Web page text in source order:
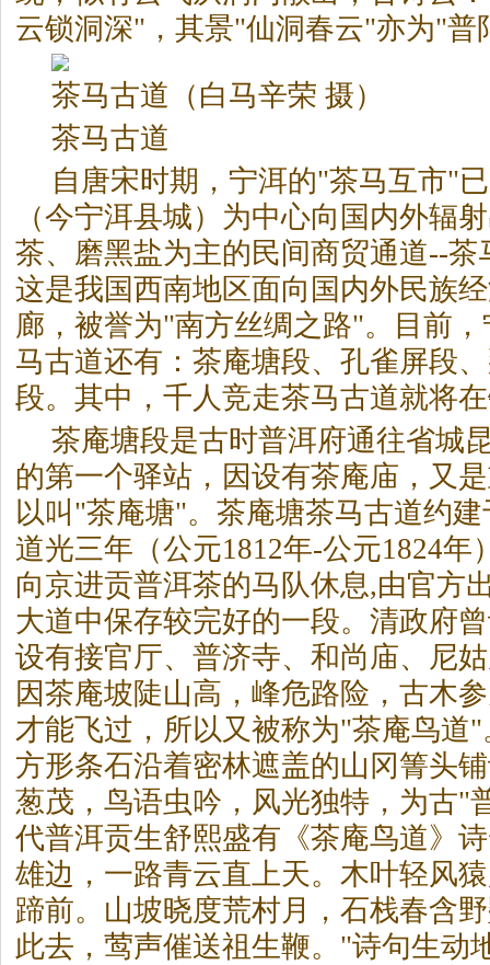
云锁洞深"，其景"仙洞春云"亦为"普
茶马古道（白马辛荣 摄）
茶马古道
自唐宋时期，宁洱的"茶马互市"
（今宁洱县城）为中心向国内外辐
茶、磨黑盐为主的民间商贸通道--茶
这是我国西南地区面向国内外民族
廊，被誉为"南方丝绸之路"。目前
马古道还有： 茶庵塘段、孔雀屏段
段。其中，千人竞走茶马古道就将
茶庵塘段是古时普洱府通往省城
的第一个驿站，因设有茶庵庙，又
以叫"茶庵塘"。 茶庵塘茶马古道约
道光三年（公元1812年-公元1824年
向京进贡普洱茶的马队休息,由官方
大道中保存较完好的一段。清政府
设有接官厅、普济寺、和尚庙、尼
因茶庵坡陡山高，峰危路险，古木
才能飞过，所以又被称为"茶庵鸟道
方形条石沿着密林遮盖的山冈箐头
葱茂，鸟语虫吟，风光独特，为古"
代普洱贡生舒熙盛有《茶庵鸟道》
雄边，一路青云直上天。木叶轻风
蹄前。山坡晓度荒村月，石栈春含
此去，莺声催送祖生鞭。"诗句生动